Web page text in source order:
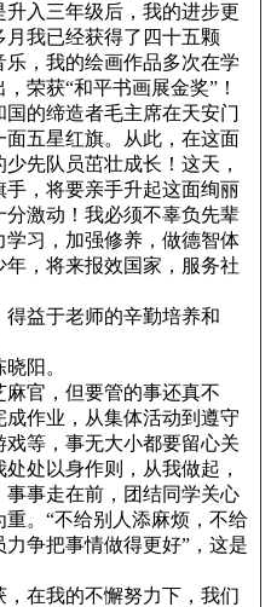
入三年级后，我的进步更
月我已经获得了四十五颗
，我的绘画作品多次在学
荣获“和平书画展金奖”！
的缔造者毛主席在天安门
面五星红旗。从此，在这面
先队员茁壮成长！这天，
手，将要亲手升起这面绚丽
分激动！我必须不辜负先辈
学习，加强修养，做德智体
年，将来报效国家，服务社
益于老师的辛勤培养和
阳。
官，但要管的事还真不
成作业，从集体活动到遵守
等，事无大小都要留心关
处以身作则，从我做起，
事事走在前，团结同学关心
重。“不给别人添麻烦，不给
争把事情做得更好”，这是
在我的不懈努力下，我们